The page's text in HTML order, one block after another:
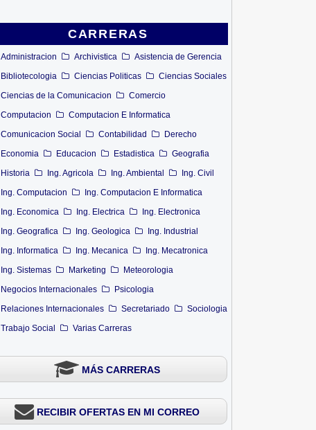
CARRERAS
Administracion Archivistica
Asistencia de Gerencia
Bibliotecologia
Ciencias Politicas
Ciencias Sociales
Ciencias de la Comunicacion
Comercio
Computacion
Computacion E Informatica
Comunicacion Social
Contabilidad
Derecho
Economia
Educacion Estadistica
Geografia
Historia
Ing. Agricola Ing. Ambiental
Ing. Civil
Ing. Computacion
Ing. Computacion E Informatica
Ing. Economica
Ing. Electrica
Ing. Electronica
Ing. Geografica
Ing. Geologica
Ing. Industrial
Ing. Informatica
Ing. Mecanica
Ing. Mecatronica
Ing. Sistemas
Marketing
Meteorologia
Negocios Internacionales
Psicologia
Relaciones Internacionales
Secretariado
Sociologia
Trabajo Social
Varias Carreras
MÁS CARRERAS
RECIBIR OFERTAS EN MI CORREO